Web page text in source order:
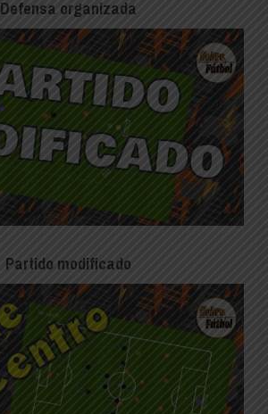
Defensa organizada
Partido modificado